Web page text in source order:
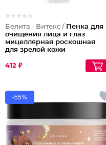
Белита - Витекс / Пенка для
очищения лица и глаз
мицеллярная роскошная
для зрелой кожи
412 ₽
-55%